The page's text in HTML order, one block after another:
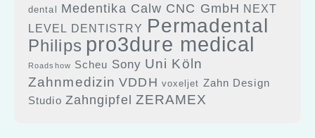
dental
Medentika Calw CNC GmbH NEXT
LEVEL DENTISTRY Permadental
Philips pro3dure medical
Roadshow Scheu Sony Uni Köln
Zahnmedizin VDDH voxeljet Zahn Design
Studio Zahngipfel ZERAMEX